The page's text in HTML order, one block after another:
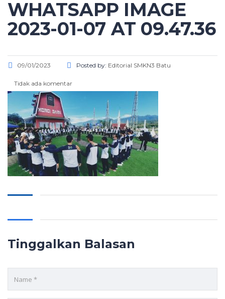
WHATSAPP IMAGE
2023-01-07 AT 09.47.36
09/01/2023 Posted by: Editorial SMKN3 Batu
Tidak ada komentar
Tinggalkan Balasan